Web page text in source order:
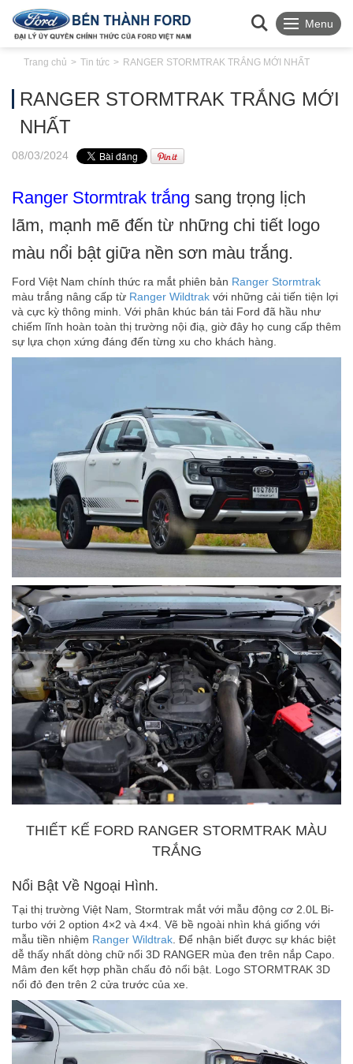
Menu
Trang chủ Tin tức RANGER STORMTRAK TRẮNG MỚI NHẤT
RANGER STORMTRAK TRẮNG MỚI
NHẤT
08/03/2024
Ranger Stormtrak trắng sang trọng lịch
lãm, mạnh mẽ đến từ những chi tiết logo
màu nổi bật giữa nền sơn màu trắng.
Ford Việt Nam chính thức ra mắt phiên bản Ranger Stormtrak
màu trắng nâng cấp từ Ranger Wildtrak với những cải tiến tiện lợi
và cực kỳ thông minh. Với phân khúc bán tải Ford đã hầu như
chiếm lĩnh hoàn toàn thị trường nội điạ, giờ đây họ cung cấp thêm
sự lựa chọn xứng đáng đến từng xu cho khách hàng.
THIẾT KẾ FORD RANGER STORMTRAK MÀU
TRẮNG
Nổi Bật Về Ngoại Hình.
Tại thị trường Việt Nam, Stormtrak mắt với mẫu động cơ 2.0L Bi-
turbo với 2 option 4×2 và 4×4. Vẽ bề ngoài nhìn khá giống với
mẫu tiền nhiệm Ranger Wildtrak . Để nhận biết được sự khác biệt
dễ thấy nhất dòng chữ nổi 3D RANGER mùa đen trên nắp Capo.
Mâm đen kết hợp phần chấu đỏ nổi bật. Logo STORMTRAK 3D
nổi đỏ đen trên 2 cửa trước của xe.